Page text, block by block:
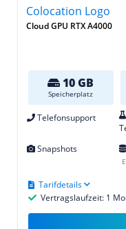
Cloud GPU RTX A4000
10 GB
Speicherplatz
Telefonsupport
Snapshots
Vertragslaufzeit: 1
Tarifdetails